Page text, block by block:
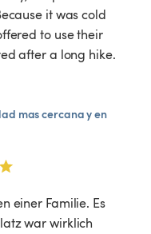
it was cold
to use their
after a long hike.
mascercanayen
einer Familie. Es
war wirklich